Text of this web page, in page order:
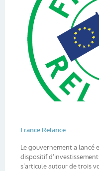
France Relance
Le gouvernement a lancé
dispositif
s’articule autour de trois